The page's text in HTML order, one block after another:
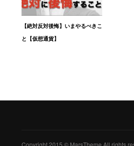
【絶対反対後悔】いまやるべきこ
と【仮想通貨】
Copyright 2015 © MarsTheme All rights